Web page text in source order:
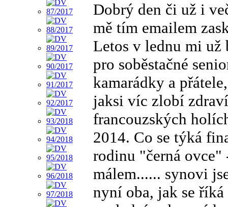
Dobrý den či už i
mě tím emailem
Letos v lednu mi
pro soběstačné
kamarádky a
jaksi víc zlobí
francouzských
2014. Co se týká
rodinu "černá ovce"
málem...... synovi
nyní oba, jak se